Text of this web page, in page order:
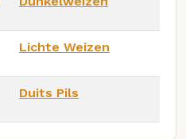
Lichte Weizen
Duits Pils